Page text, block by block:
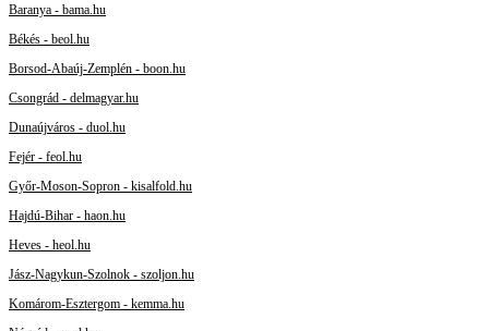
Baranya - bama.hu
Békés - beol.hu
Borsod-Abaúj-Zemplén - boon.hu
Csongrád - delmagyar.hu
Dunaújváros - duol.hu
Fejér - feol.hu
Győr-Moson-Sopron - kisalfold.hu
Hajdú-Bihar - haon.hu
Heves - heol.hu
Jász-Nagykun-Szolnok - szoljon.hu
Komárom-Esztergom - kemma.hu